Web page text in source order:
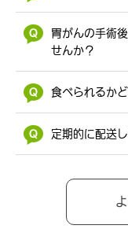
胃がんの手術
せんか？
食べられるか
定期的に配送